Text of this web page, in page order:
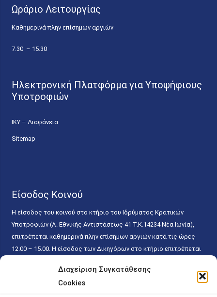
Διαχείριση Συγκατάθεσης
Cookies
Ωράριο Λειτουργίας
Καθημερινά πλην επίσημων αργιών
7.30 – 15.30
Ηλεκτρονική Πλατφόρμα για Υποψήφιους
Υποτροφιών
ΙΚΥ – Διαφάνεια
Sitemap
Είσοδος Κοινού
Η είσοδος του κοινού στο κτήριο του Ιδρύματος Κρατικών
Υποτροφιών (Λ. Εθνικής Αντιστάσεως 41 T.K.14234 Νέα Ιωνία),
επιτρέπεται καθημερινά πλην επίσημων αργιών κατά τις ώρες
12.00 – 15.00. Η είσοδος των Δικηγόρων στο κτήριο επιτρέπεται
κάθε εργάσιμη ημέρα και ώρα χωρίς κανέναν χρονικό ή άλλο
περιορισμό. Η είσοδος του κοινού ειδικά στο γραφείο του